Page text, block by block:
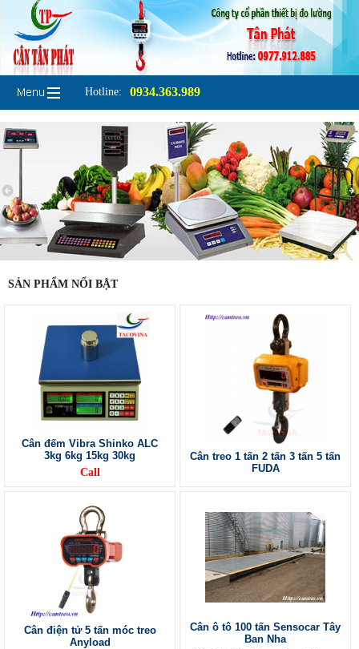
Hotline: 0934.363.989
SẢN PHẨM NỔI BẬT
Cân đếm Vibra Shinko ALC
3kg 6kg 15kg 30kg
Call
Cân treo 1 tấn 2 tấn 3 tấn 5 tấn
FUDA
Cân điện tử 5 tấn móc treo
Anyload
Cân ô tô 100 tấn Sensocar Tây
Ban Nha